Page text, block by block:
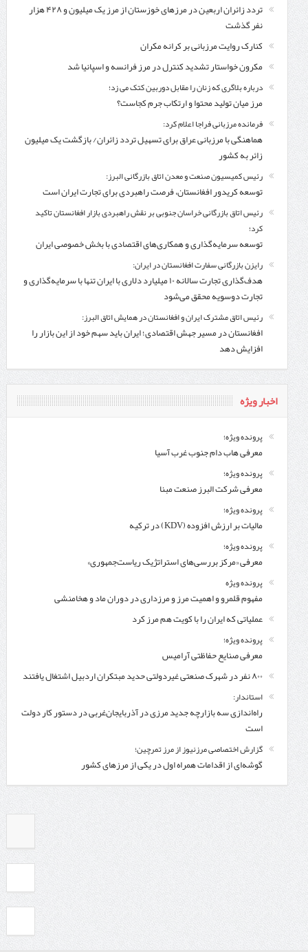
تردد زائران اربعین در مرزهای خوزستان از مرز یک میلیون و ۴۲۸ هزار
نفر گذشت
کنارک روایت مرزبانی بر کرانه مکران
مکرون خواستار تشدید کنترل‌ در مرز فرانسه و اسپانیا شد
درباره بلاگری که زنان را مقابل دوربین کتک می زد؛
مرز میان تولید محتوا و ارتکاب جرم کجاست؟
فرمانده مرزبانی فراجا اعلام کرد:
هماهنگی با مرزبانی عراق برای تسهیل تردد زائران/ بازگشت یک میلیون
زائر به کشور
رئیس کمیسیون صنعت و معدن اتاق بازرگانی البرز:
توسعه کریدور افغانستان، فرصت راهبردی برای تجارت ایران است
رئیس اتاق بازرگانی خراسان جنوبی بر نقش راهبردی بازار افغانستان تاکید
کرد؛
توسعه سرمایه‌گذاری و همکاری‌های اقتصادی با بخش خصوصی ایران
رایزن بازرگانی سفارت افغانستان در ایران:
هدف‌گذاری تجارت سالانه ۱۰ میلیارد دلاری با ایران تنها با سرمایه‌گذاری و
تجارت دوسویه محقق می‌شود
رئیس اتاق مشترک ایران و افغانستان در همایش اتاق البرز:
افغانستان در مسیر جهش اقتصادی؛ ایران باید سهم خود از این بازار را
افزایش دهد
اخبار ویژه
پرونده ویژه؛
معرفی هاب دام جنوب غرب آسیا
پرونده ویژه؛
معرفی شركت البرز صنعت مبنا
پرونده ویژه؛
مالیات بر ارزش افزوده (KDV) در ترکیه
پرونده ویژه؛
معرفی «مرکز بررسی‌های استراتژیک ریاست‌جمهوری»
پرونده ویژه
مفهوم قلمرو و اهمیت مرز و مرزداری در دوران ماد و هخامنشی
عملیاتی که ایران را با کویت هم مرز کرد
پرونده ویژه؛
معرفی صنایع حفاظتی آرامیس
۸۰۰ نفر در شهرک صنعتی غیردولتی حدید مبتکران اردبیل اشتغال یافتند
استاندار:
راه‌اندازی سه بازارچه جدید مرزی در آذربایجان‌غربی در دستور کار دولت
است
گزارش اختصاصی مرزنیوز از مرز تمرچین؛
گوشه‌ای از اقدامات همراه اول در یکی از مرزهای کشور